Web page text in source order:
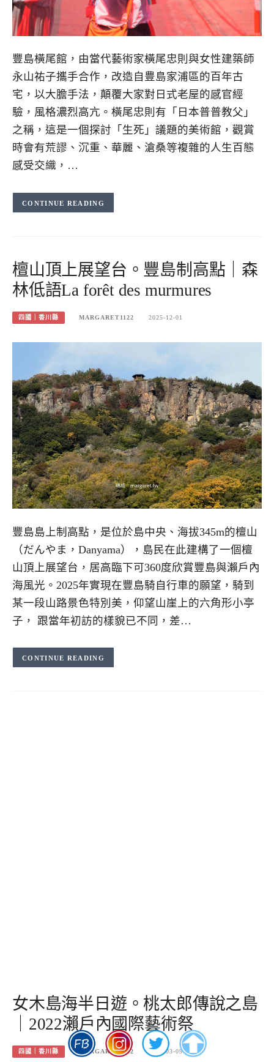
豐島橫尾館，由當代藝術家橫尾忠則與女性建築師
永山祐子攜手合作，改造自豊島家浦區的百年古
宅，以大膽手法，顛覆大家對日式老屋的感官經
驗，風格濃烈高亢。橫尾忠則有「日本普普教父」
之稱，這是一個探討「生死」議題的美術館，觀賞
時會有荒謬、沉重、華麗、滄桑等複雜的人生百態
感受交織，…
CONTINUE READING
檀山頂上展望台。豐島制高點｜森
林低語La forêt des murmures
四國｜香川縣 MARGARET1122 2025-12-01
豐島島上制高點，是位於島中央、海拔345m的檀山
（だんやま，Danyama），島民在此建構了一個檀
山頂上展望台，居高臨下可360度欣賞豐島與瀨戶內
海風光。2025年實現在豐島騎自行車的願望，騎到
某一段山路景色特別美，仰望山崖上的六角形小亭
子， 跟當年初訪的樣貌已不同，差…
CONTINUE READING
女木島海半日遊。桃太郎傳說之島
｜2022瀨戶內國際藝術祭
四國｜香川縣 MARGARET1122 2022-03-09